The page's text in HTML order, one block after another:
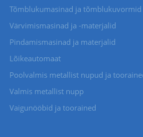
Tõmblukumasinad ja tõmblukuvormid
Värvimismasinad ja -materjalid
Pindamismasinad ja materjalid
Lõikeautomaat
Poolvalmis metallist nupud ja
Valmis metallist nupp
Vaigunööbid ja toorained